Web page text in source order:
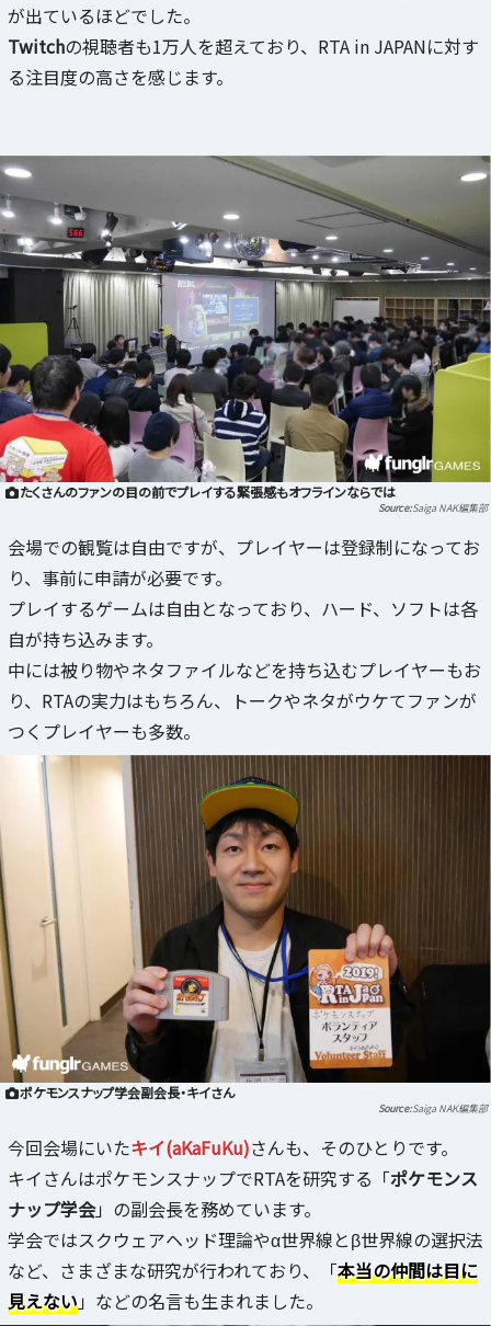
が出ているほどでした。
Twitchの視聴者も1万人を超えており、RTA in JAPANに対す
る注目度の高さを感じます。
たくさんのファンの目の前でプレイする緊張感もオフラインならでは
Saiga NAK編集部
会場での観覧は自由ですが、プレイヤーは登録制になってお
り、事前に申請が必要です。
プレイするゲームは自由となっており、ハード、ソフトは各
自が持ち込みます。
中には被り物やネタファイルなどを持ち込むプレイヤーもお
り、RTAの実力はもちろん、トークやネタがウケてファンが
つくプレイヤーも多数。
ポケモンスナップ学会副会長・キイさん
Saiga NAK編集部
今回会場にいたキイ(aKaFuKu)さんも、そのひとりです。
キイさんはポケモンスナップでRTAを研究する「ポケモンス
ナップ学会」の副会長を務めています。
学会ではスクウェアヘッド理論やα世界線とβ世界線の選択法
など、さまざまな研究が行われており、「本当の仲間は目に
見えない」などの名言も生まれました。